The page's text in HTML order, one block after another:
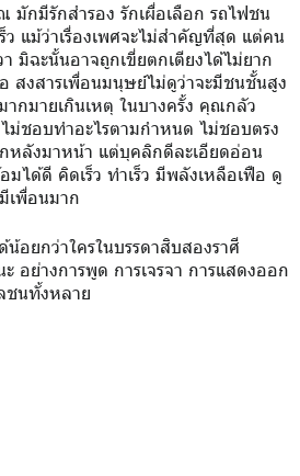
กมีรักสำรอง รักเผื่อเลือก รถไฟชน
ว แม้ว่าเรื่องเพศจะไม่สำคัญที่สุด แต่คน
มิฉะนั้นอาจถูกเขี่ยตกเตียงได้ไม่ยาก
สงสารเพื่อนมนุษย์ไม่ดูว่าจะมีชนชั้นสูง
กมายเกินเหตุ ในบางครั้ง คุณกลัว
ม่ชอบทำอะไรตามกำหนด ไม่ชอบตรง
หลังมาหน้า แต่บุคลิกดีละเอียดอ่อน
ได้ดี คิดเร็ว ทำเร็ว มีพลังเหลือเฟือ ดู
เพื่อนมาก
อยกว่าใครในบรรดาสิบสองราศี
อย่างการพูด การเจรจา การแสดงออก
ชนทั้งหลาย